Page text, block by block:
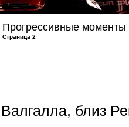
Прогрессивные моменты
Страница 2
Валгалла, близ